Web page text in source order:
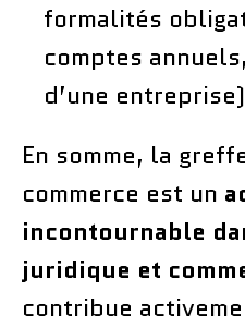
formalités
comptes
d’une
En somme, la
commerce est un
incontournable
juridique et
contribue